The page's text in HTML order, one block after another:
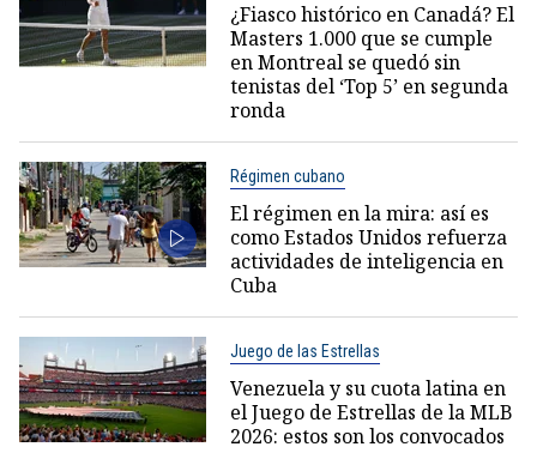
¿Fiasco histórico en Canadá? El
Masters 1.000 que se cumple
en Montreal se quedó sin
tenistas del ‘Top 5’ en segunda
ronda
Régimen cubano
El régimen en la mira: así es
como Estados Unidos refuerza
actividades de inteligencia en
Cuba
Juego de las Estrellas
Venezuela y su cuota latina en
el Juego de Estrellas de la MLB
2026: estos son los convocados